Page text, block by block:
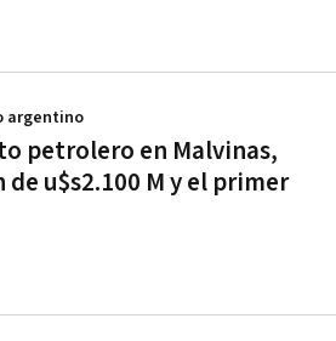
petrolero en Malvinas,
u$s2.100 M y el primer
argentino